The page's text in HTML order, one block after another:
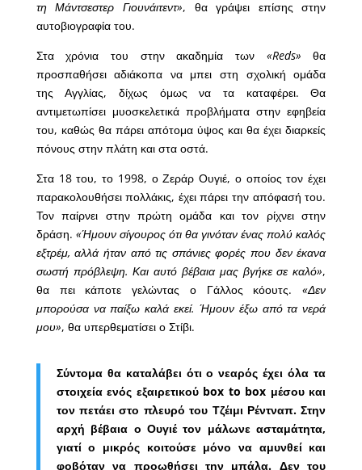
τη Μάντσεστερ Γιουνάιτεντ», θα γράψει επίσης στην
αυτοβιογραφία του.
Στα χρόνια του στην ακαδημία των «Reds» θα
προσπαθήσει αδιάκοπα να μπει στη σχολική ομάδα
της Αγγλίας, δίχως όμως να τα καταφέρει. Θα
αντιμετωπίσει μυοσκελετικά προβλήματα στην εφηβεία
του, καθώς θα πάρει απότομα ύψος και θα έχει διαρκείς
πόνους στην πλάτη και στα οστά.
Στα 18 του, το 1998, ο Ζεράρ Ουγιέ, ο οποίος τον έχει
παρακολουθήσει πολλάκις, έχει πάρει την απόφασή του.
Τον παίρνει στην πρώτη ομάδα και τον ρίχνει στην
δράση. «Ήμουν σίγουρος ότι θα γινόταν ένας πολύ καλός
εξτρέμ, αλλά ήταν από τις σπάνιες φορές που δεν έκανα
σωστή πρόβλεψη. Και αυτό βέβαια μας βγήκε σε καλό»,
θα πει κάποτε γελώντας ο Γάλλος κόουτς.«Δεν
μπορούσα να παίξω καλά εκεί. Ήμουν έξω από τα νερά
μου», θα υπερθεματίσει ο Στίβι.
Σύντομα θα καταλάβει ότι ο νεαρός έχει όλα τα
στοιχεία ενός εξαιρετικού box to box μέσου και
τον πετάει στο πλευρό του Τζέιμι Ρέντναπ. Στην
αρχή βέβαια ο Ουγιέ τον μάλωνε ασταμάτητα,
γιατί ο μικρός κοιτούσε μόνο να αμυνθεί και
φοβόταν να προωθήσει την μπάλα. Δεν του